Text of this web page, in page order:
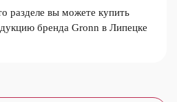
разделе вы можете купить
бренда Gronn в Липецке